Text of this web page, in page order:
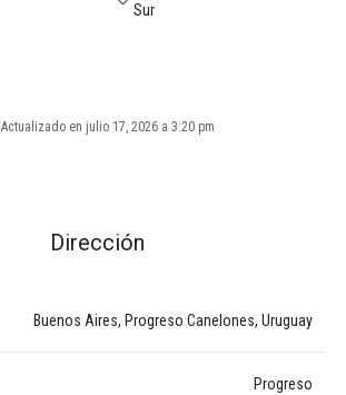
Sur
Actualizado en julio 17, 2026 a 3:20 pm
Dirección
Buenos Aires, Progreso Canelones, Uruguay
Progreso